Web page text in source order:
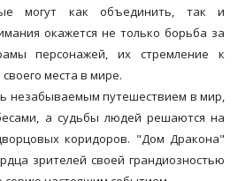
могут как объединить, так и
окажется не только борьба за
персонажей, их стремление к
места в мире.
незабываемым путешествием в мир,
а судьбы людей решаются на
коридоров. "Дом Дракона"
зрителей своей грандиозностью